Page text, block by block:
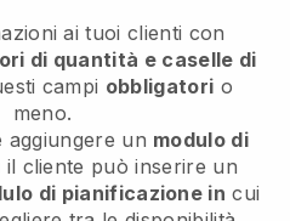
ai tuoi clienti con
di quantità e caselle di
campi obbligatori o
meno.
aggiungere un modulo di
il cliente può inserire un
di pianificazione in cui